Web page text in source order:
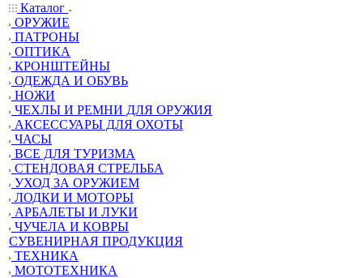
Каталог
ОРУЖИЕ
ПАТРОНЫ
ОПТИКА
КРОНШТЕЙНЫ
ОДЕЖДА И ОБУВЬ
НОЖИ
ЧЕХЛЫ И РЕМНИ ДЛЯ ОРУЖИЯ
АКСЕССУАРЫ ДЛЯ ОХОТЫ
ЧАСЫ
ВСЕ ДЛЯ ТУРИЗМА
СТЕНДОВАЯ СТРЕЛЬБА
УХОД ЗА ОРУЖИЕМ
ЛОДКИ И МОТОРЫ
АРБАЛЕТЫ И ЛУКИ
ЧУЧЕЛА И КОВРЫ
СУВЕНИРНАЯ ПРОДУКЦИЯ
ТЕХНИКА
МОТОТЕХНИКА